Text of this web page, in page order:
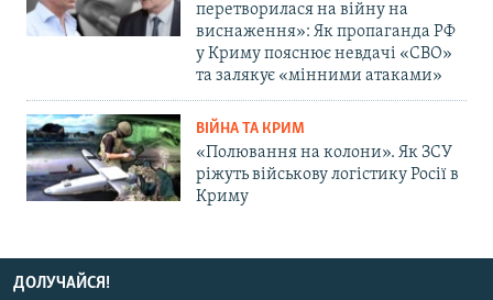
перетворилася на війну на
виснаження»: Як пропаганда РФ
у Криму пояснює невдачі «СВО»
та залякує «мінними атаками»
ВІЙНА ТА КРИМ
«Полювання на колони». Як ЗСУ
ріжуть військову логістику Росії в
Криму
ДОЛУЧАЙСЯ!